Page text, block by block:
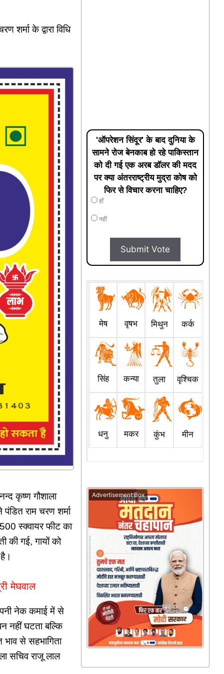
शर्मा के द्वारा विधि
कृष्ण गौशाला
राम चरण शर्मा
2500 स्क्वायर फीट का
की गई, गायों को
मेघवाल
नेक कमाई में से
नहीं घटता बल्कि
से सहभागिता
सचिव राजू लाल
'ऑपरेशन सिंदूर' के बाद दुनिया के
सामने रोज बेनकाब हो रहे पाकिस्तान
को दी गई एक अरब डॉलर की मदद
पर क्या अंतरराष्ट्रीय मुद्रा कोष को
फिर से विचार करना चाहिए?
हाँ
नहीं
Submit Vote
मेष वृषभ मिथुन कर्क
सिंह कन्या तुला वृश्चिक
धनु मकर कुंभ मीन
Advertisement Box